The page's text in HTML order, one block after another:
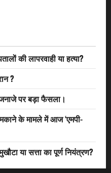
की लापरवाही या हत्या?
?
पर बड़ा फैसला।
के मामले में आज ‘एमपी-
या सत्ता का पूर्ण नियंत्रण?